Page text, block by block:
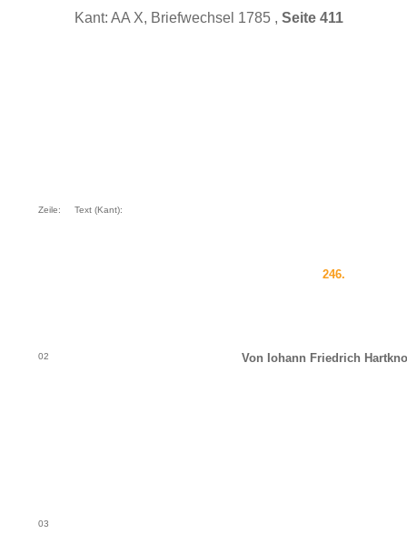
Kant: AA X, Briefwechsel 1785 , Seite 411
Zeile: Text (Kant):
246.
02 Von Iohann Friedrich
03